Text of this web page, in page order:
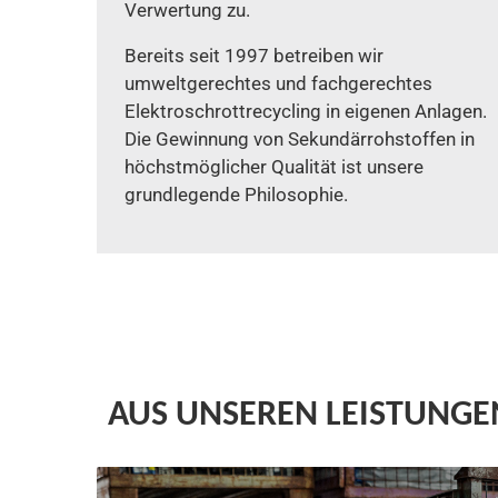
Verwertung zu.
Bereits seit 1997 betreiben wir
umweltgerechtes und fachgerechtes
Elektroschrottrecycling in eigenen Anlagen.
Die Gewinnung von Sekundärrohstoffen in
höchstmöglicher Qualität ist unsere
grundlegende Philosophie.
AUS UNSEREN